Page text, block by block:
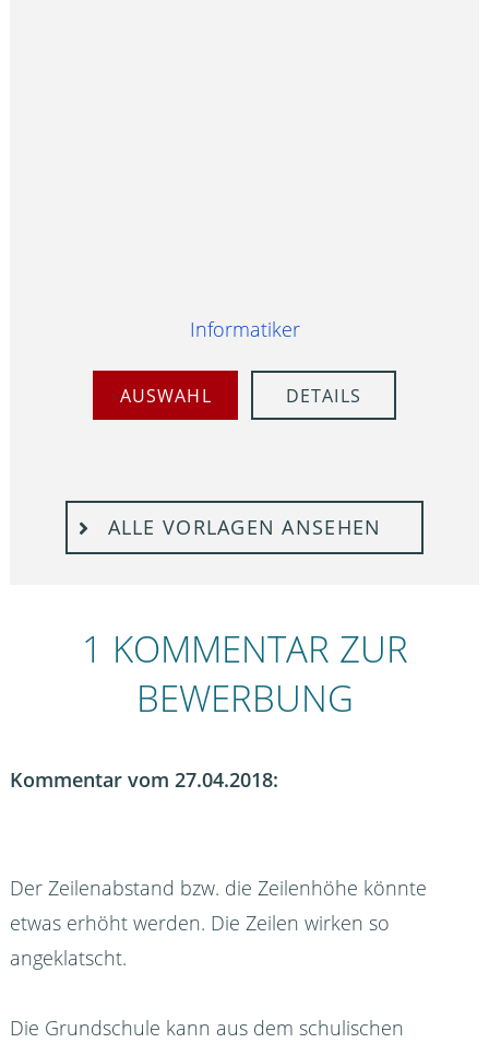
Informatiker
AUSWAHL DETAILS
ALLE VORLAGEN ANSEHEN
1 KOMMENTAR ZUR
BEWERBUNG
Kommentar vom 27.04.2018:
Der Zeilenabstand bzw. die Zeilenhöhe könnte
etwas erhöht werden. Die Zeilen wirken so
angeklatscht.
Die Grundschule kann aus dem schulischen